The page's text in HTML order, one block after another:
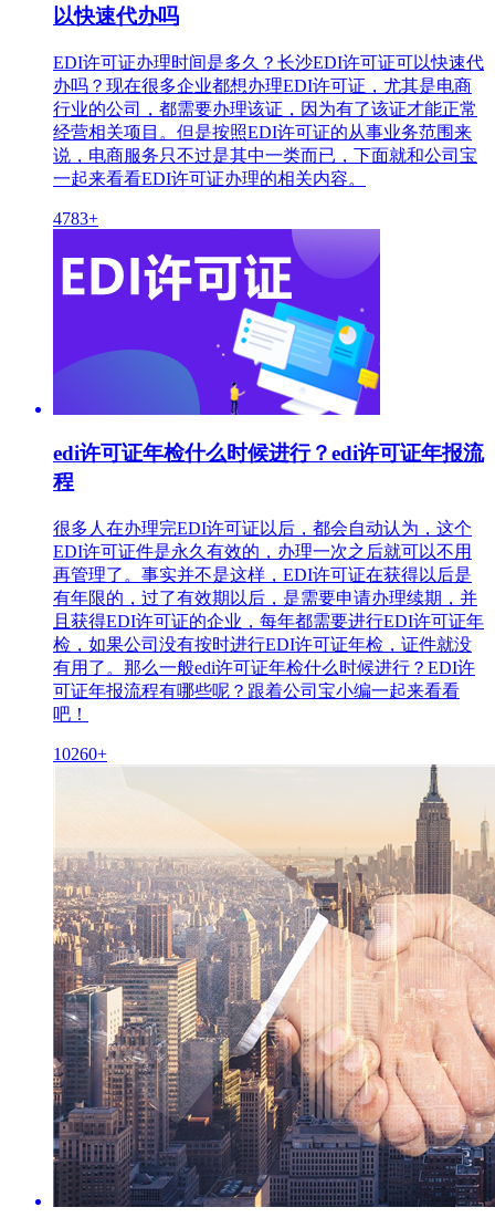
以快速代办吗
EDI许可证办理时间是多久？长沙EDI许可证可以快速代
办吗？现在很多企业都想办理EDI许可证，尤其是电商
行业的公司，都需要办理该证，因为有了该证才能正常
经营相关项目。但是按照EDI许可证的从事业务范围来
说，电商服务只不过是其中一类而已，下面就和公司宝
一起来看看EDI许可证办理的相关内容。
4783+
edi许可证年检什么时候进行？edi许可证年报流
程
很多人在办理完EDI许可证以后，都会自动认为，这个
EDI许可证件是永久有效的，办理一次之后就可以不用
再管理了。事实并不是这样，EDI许可证在获得以后是
有年限的，过了有效期以后，是需要申请办理续期，并
且获得EDI许可证的企业，每年都需要进行EDI许可证年
检，如果公司没有按时进行EDI许可证年检，证件就没
有用了。那么一般edi许可证年检什么时候进行？EDI许
可证年报流程有哪些呢？跟着公司宝小编一起来看看
吧！
10260+